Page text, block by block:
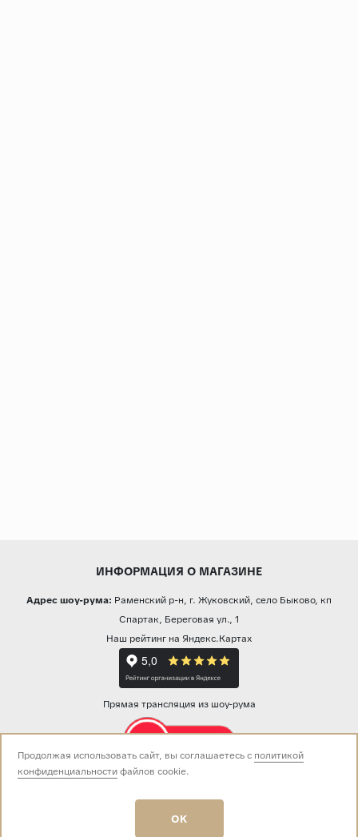
ИНФОРМАЦИЯ О МАГАЗИНЕ
Адрес шоу-рума: Раменский р-н, г. Жуковский, село Быково, кп
Спартак, Береговая ул., 1
Наш рейтинг на Яндекс.Картах
Прямая трансляция из шоу-рума
Звоните нам:
пн-вс 10:00 - 19:00
Продолжая использовать сайт, вы соглашаетесь с политикой
конфиденциальностифайлов cookie.
OK